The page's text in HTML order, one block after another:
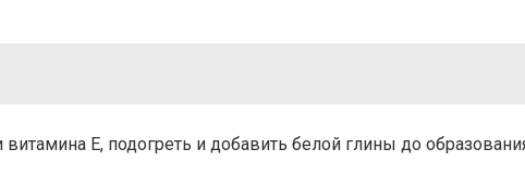
витамина Е, подогреть и добавить белой глины до